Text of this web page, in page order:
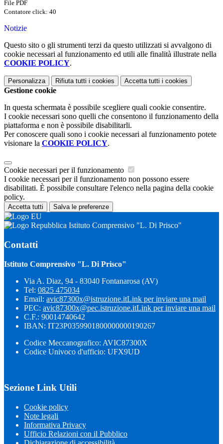
File PDF
Contatore click: 40
Notizie
Questo sito o gli strumenti terzi da questo utilizzati si avvalgono di
cookie necessari al funzionamento ed utili alle finalità illustrate nella
COOKIE POLICY.
Personalizza Rifiuta tutti i cookies Accetta tutti i cookies
Gestione cookie
In questa schermata è possibile scegliere quali cookie consentire.
I cookie necessari sono quelli che consentono il funzionamento della
piattaforma e non è possibile disabilitarli.
Per conoscere quali sono i cookie necessari al funzionamento potete
visionare la COOKIE POLICY.
Cookie necessari per il funzionamento
I cookie necessari per il funzionamento non possono essere
disabilitati. È possibile consultare l'elenco nella pagina della cookie
policy.
Accetta tutti Salva le preferenze
Istituto Comprensivo "L. Di Prisco"
Contatti
Istituto Comprensivo "L. Di Prisco"
Via A. Diaz, 94 - 83040 Fontanarosa (AV)
Tel: 0825 475034
Email: avic87300x@istruzione.itLink per inviare una mail
PEC: avic87300x@pec.istruzione.itLink per inviare una mail
C.F.: 90014740642
IBAN: IT23P0359901800000000190267
Codice Meccanografico: AVIC87300X
Codice Univoco d'ufficio: UFX9UD
Sezione Link Utili
Cookie policy
Note legali
Informativa Privacy
Ufficio Relazioni con il Pubblico